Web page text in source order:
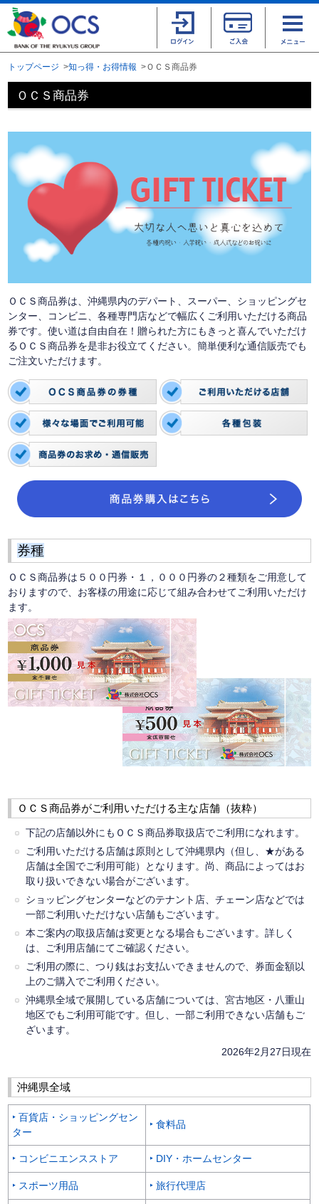
トップページ 知っ得・お得情報 ＯＣＳ商品券
ＯＣＳ商品券
ＯＣＳ商品券は、沖縄県内のデパート、スーパー、ショッピングセ
ンター、コンビニ、各種専門店などで幅広くご利用いただける商品
券です。使い道は自由自在！贈られた方にもきっと喜んでいただけ
るＯＣＳ商品券を是非お役立てください。簡単便利な通信販売でも
ご注文いただけます。
券種
ＯＣＳ商品券は５００円券・１，０００円券の２種類をご用意して
おりますので、お客様の用途に応じて組み合わせてご利用いただけ
ます。
ＯＣＳ商品券がご利用いただける主な店舗（抜粋）
下記の店舗以外にもＯＣＳ商品券取扱店でご利用になれます。
ご利用いただける店舗は原則として沖縄県内（但し、★がある
店舗は全国でご利用可能）となります。尚、商品によってはお
取り扱いできない場合がございます。
ショッピングセンターなどのテナント店、チェーン店などでは
一部ご利用いただけない店舗もございます。
本ご案内の取扱店舗は変更となる場合もございます。詳しく
は、ご利用店舗にてご確認ください。
ご利用の際に、つり銭はお支払いできませんので、券面金額以
上のご購入でご利用ください。
沖縄県全域で展開している店舗については、宮古地区・八重山
地区でもご利用可能です。但し、一部ご利用できない店舗もご
ざいます。
2026年2月27日現在
沖縄県全域
‣ 百貨店・ショッピングセン
ター
‣ 食料品
‣ コンビニエンスストア ‣ DIY・ホームセンター
‣ スポーツ用品 ‣ 旅行代理店